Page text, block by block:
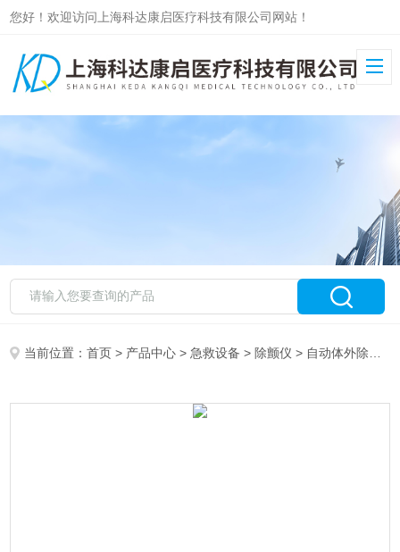
您好！欢迎访问上海科达康启医疗科技有限公司网站！
当前位置：首页 > 产品中心 >急救设备 > 除颤仪 > 自动体外除颤器Fully Automatic AED Plus